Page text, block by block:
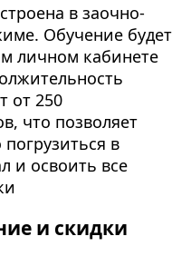
в заочно-
Обучение будет
личном кабинете
от 250
что позволяет
в
и освоить все
и скидки